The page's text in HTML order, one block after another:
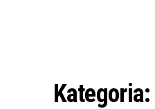
Kategoria: